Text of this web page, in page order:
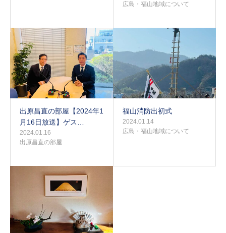
広島・福山地域について
出原昌直の部屋【2024年1
月16日放送】ゲス…
2024.01.16
出原昌直の部屋
福山消防出初式
2024.01.14
広島・福山地域について